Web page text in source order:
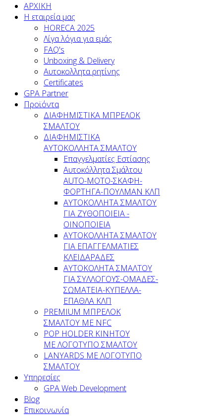
ΑΡΧΙΚΗ
Η εταιρεία μας
HORECA 2025
Λίγα λόγια για εμάς
FAQ's
Unboxing & Delivery
Αυτοκολλητα ρητίνης
Certificates
GPA Partner
Προϊόντα
ΔΙΑΦΗΜΙΣΤΙΚΑ ΜΠΡΕΛΟΚ
ΣΜΑΛΤΟΥ
ΔΙΑΦΗΜΙΣΤΙΚΑ
ΑΥΤΟΚΟΛΛΗΤΑ ΣΜΑΛΤΟΥ
Επαγγελματίες Εστίασης
Αυτοκόλλητα Σμάλτου
ΑUTO-MOTO-ΣΚΑΦΗ-
ΦΟΡΤΗΓΑ-ΠΟΥΛΜΑΝ ΚΛΠ
AYTOKOΛΛΗΤΑ ΣΜΑΛΤΟΥ
ΓΙΑ ΖΥΘΟΠΟΙΕΙΑ -
ΟΙΝΟΠΟΙΕΙΑ
ΑΥΤΟΚΟΛΛΗΤΑ ΣΜΑΛΤΟΥ
ΓΙΑ ΕΠΑΓΓΕΛΜΑΤΙΕΣ
ΚΛΕΙΔΑΡΑΔΕΣ
AYTOKOΛΗΤΑ ΣΜΑΛΤΟΥ
ΓΙΑ ΣΥΛΛΟΓΟΥΣ-ΟΜΑΔΕΣ-
ΣΩΜΑΤEΙΑ-ΚΥΠΕΛΛΑ-
ΕΠΑΘΛΑ ΚΛΠ
PREMIUM ΜΠΡΕΛΟΚ
ΣΜΑΛΤΟΥ ΜΕ NFC
POP HOLDER ΚΙΝΗΤΟΥ
ΜΕ ΛΟΓΟΤΥΠΟ ΣΜΑΛΤΟΥ
LANYARDS ΜΕ ΛΟΓΟΤΥΠΟ
ΣΜΑΛΤΟΥ
Υπηρεσίες
GPA Web Development
Blog
Επικοινωνία